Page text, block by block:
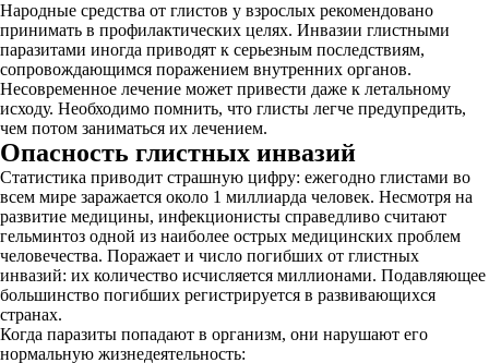
Народные средства от глистов у взрослых рекомендовано
принимать в профилактических целях. Инвазии глистными
паразитами иногда приводят к серьезным последствиям,
сопровождающимся поражением внутренних органов.
Несовременное лечение может привести даже к летальному
исходу. Необходимо помнить, что глисты легче предупредить,
чем потом заниматься их лечением.
Опасность глистных инвазий
Статистика приводит страшную цифру: ежегодно глистами во
всем мире заражается около 1 миллиарда человек. Несмотря на
развитие медицины, инфекционисты справедливо считают
гельминтоз одной из наиболее острых медицинских проблем
человечества. Поражает и число погибших от глистных
инвазий: их количество исчисляется миллионами. Подавляющее
большинство погибших регистрируется в развивающихся
странах.
Когда паразиты попадают в организм, они нарушают его
нормальную жизнедеятельность: